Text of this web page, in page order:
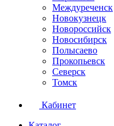
Междуреченск
Новокузнецк
Новороссийск
Новосибирск
Полысаево
Прокопьевск
Северск
Томск
Кабинет